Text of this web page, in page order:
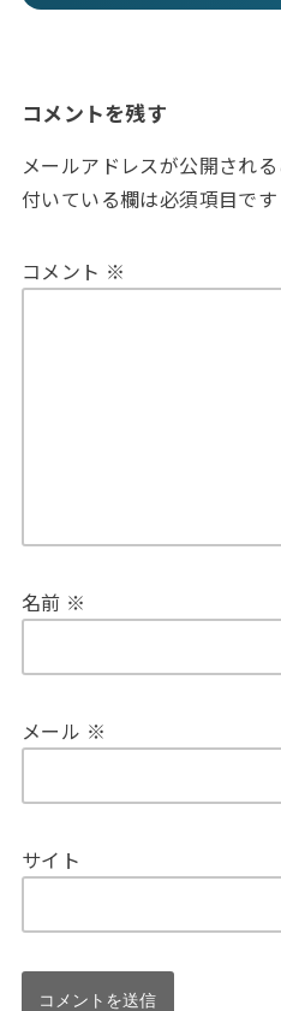
コメントを残す
メールアドレスが公開される
付いている欄は必須項目です
コメント ※
名前 ※
メール ※
サイト